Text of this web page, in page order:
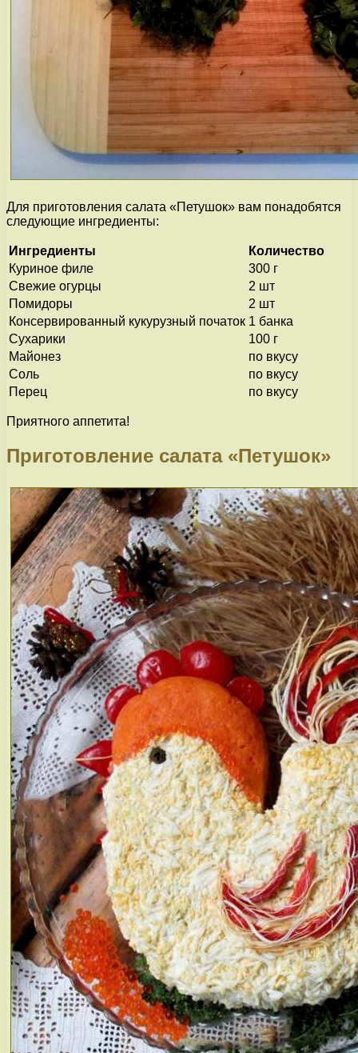
Для приготовления салата «Петушок» вам понадобятся
следующие ингредиенты:
Ингредиенты
Количество
Куриное филе
300 г
Свежие огурцы
2 шт
Помидоры
2 шт
Консервированный кукурузный початок 1 банка
Сухарики
100 г
Майонез
по вкусу
Соль
по вкусу
Перец
по вкусу
Приятного аппетита!
Приготовление салата «Петушок»